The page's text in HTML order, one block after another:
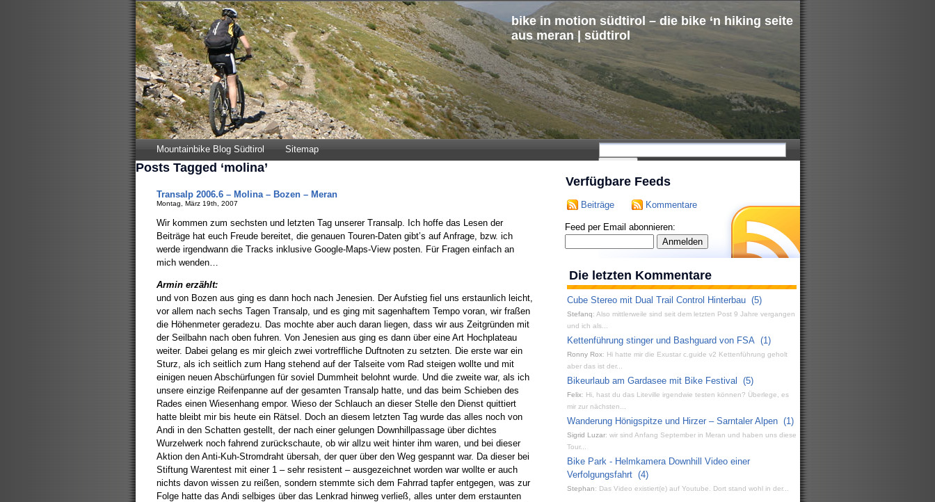
bike in motion südtirol – die bike ‘n hiking seite
aus meran | südtirol
Mountainbike Blog Südtirol Sitemap
Posts Tagged ‘molina’
Transalp 2006.6 – Molina – Bozen – Meran
Montag, März 19th, 2007
Wir kommen zum sechsten und letzten Tag unserer Transalp. Ich hoffe das Lesen der
Beiträge hat euch Freude bereitet, die genauen Touren-Daten gibt’s auf Anfrage, bzw. ich
werde irgendwann die Tracks inklusive Google-Maps-View posten. Für Fragen einfach an
mich wenden…
Armin erzählt:
und von Bozen aus ging es dann hoch nach Jenesien. Der Aufstieg fiel uns erstaunlich leicht,
vor allem nach sechs Tagen Transalp, und es ging mit sagenhaftem Tempo voran, wir fraßen
die Höhenmeter geradezu. Das mochte aber auch daran liegen, dass wir aus Zeitgründen mit
der Seilbahn nach oben fuhren. Von Jenesien aus ging es dann über eine Art Hochplateau
weiter. Dabei gelang es mir gleich zwei vortreffliche Duftnoten zu setzten. Die erste war ein
Sturz, als ich seitlich zum Hang stehend auf der Talseite vom Rad steigen wollte und mit
einigen neuen Abschürfungen für soviel Dummheit belohnt wurde. Und die zweite war, als ich
unsere einzige Reifenpanne auf der gesamten Transalp hatte, und das beim Schieben des
Rades einen Wiesenhang empor. Wieso der Schlauch an dieser Stelle den Dienst quittiert
hatte bleibt mir bis heute ein Rätsel. Doch an diesem letzten Tag wurde das alles noch von
Andi in den Schatten gestellt, der nach einer gelungen Downhillpassage über dichtes
Wurzelwerk noch fahrend zurückschaute, ob wir allzu weit hinter ihm waren, und bei dieser
Aktion den Anti-Kuh-Stromdraht übersah, der quer über den Weg gespannt war. Da dieser bei
Stiftung Warentest mit einer 1 – sehr resistent – ausgezeichnet worden war wollte er auch
nichts davon wissen zu reißen, sondern stemmte sich dem Fahrrad tapfer entgegen, was zur
Folge hatte das Andi selbiges über das Lenkrad hinweg verließ, alles unter dem erstaunten
Verfügbare Feeds
Beiträge Kommentare
Feed per Email abonnieren:
Die letzten Kommentare
Cube Stereo mit Dual Trail Control Hinterbau (5)
Stefanq: Also mittlerweile sind seit dem letzten Post 9 Jahre vergangen
und ich als...
Kettenführung stinger und Bashguard von FSA (1)
Ronny Rox: Hi hatte mir die Exustar c.guide v2 Kettenführung geholt
aber das ist der...
Bikeurlaub am Gardasee mit Bike Festival
(5)
Felix: Hi, hast du das Liteville irgendwie testen können? Überlege, es
mir zur nächsten...
Wanderung Hönigspitze und Hirzer – Sarntaler Alpen (1)
Sigrid Luzar: wir sind Anfang September in Meran und haben uns diese
Tour...
Bike Park - Helmkamera Downhill Video einer
Verfolgungsfahrt (4)
Stephan: Das Video existiert(e) auf Youtube. Dort stand wohl in der...